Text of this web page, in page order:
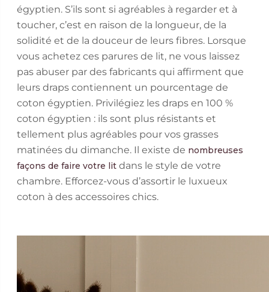
égyptien. S’ils sont si agréables à regarder et à
toucher, c’est en raison de la longueur, de la
solidité et de la douceur de leurs fibres. Lorsque
vous achetez ces parures de lit, ne vous laissez
pas abuser par des fabricants qui affirment que
leurs draps contiennent un pourcentage de
coton égyptien. Privilégiez les draps en 100 %
coton égyptien : ils sont plus résistants et
tellement plus agréables pour vos grasses
matinées du dimanche. Il existe de nombreuses
façons de faire votre litdans le style de votre
chambre. Efforcez-vous d’assortir le luxueux
coton à des accessoires chics.